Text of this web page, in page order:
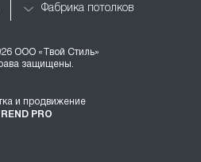
Фабрика потолков
ООО «Твой Стиль»
защищены.
и продвижение
PRO